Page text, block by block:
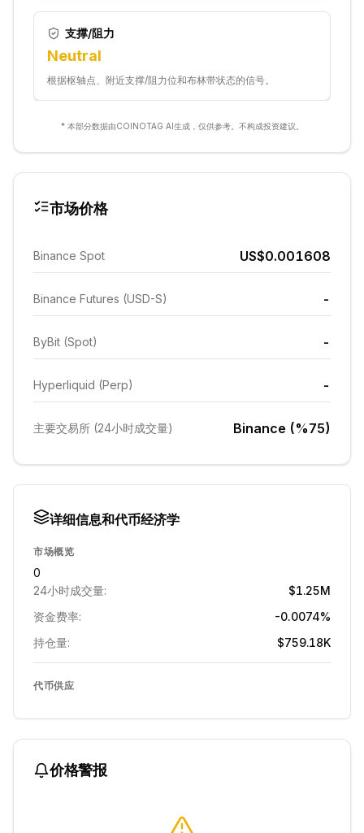
支撑/阻力
Neutral
根据枢轴点、附近支撑/阻力位和布林带状态的信号。
* 本部分数据由COINOTAG AI生成，仅供参考。不构成投资建议。
市场价格
Binance Spot US$0.001608
Binance Futures (USD-S) -
ByBit (Spot) -
Hyperliquid (Perp) -
主要交易所 (24小时成交量) Binance (%75)
详细信息和代币经济学
市场概览
0
24小时成交量:
$1.25M
资金费率:
-0.0074%
持仓量:
$759.18K
代币供应
价格警报